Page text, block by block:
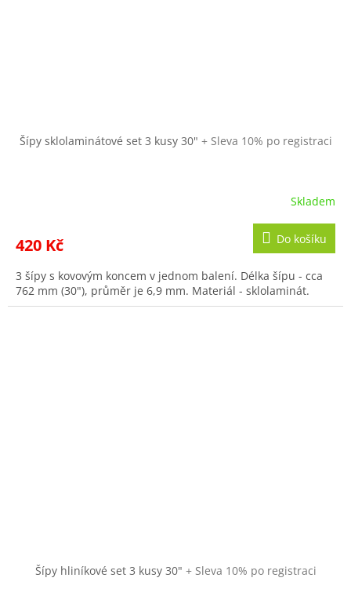
Šípy sklolaminátové set 3 kusy 30" + Sleva 10% po registraci
Skladem
420 Kč Do košíku
3 šípy s kovovým koncem v jednom balení. Délka šípu - cca
762 mm (30"), průměr je 6,9 mm. Materiál - sklolaminát.
Šípy hliníkové set 3 kusy 30" + Sleva 10% po registraci